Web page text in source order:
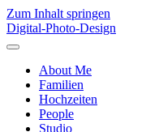
Zum Inhalt springen
Digital-Photo-Design
Menü
umschaltenAbout Me
Familien
Hochzeiten
People
Studio